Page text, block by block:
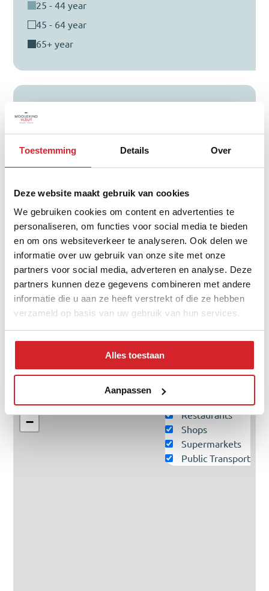
Toestemming Details Over
Deze website maakt gebruik van cookies
We gebruiken cookies om content en advertenties te
personaliseren, om functies voor social media te bieden
en om ons websiteverkeer te analyseren. Ook delen we
informatie over uw gebruik van onze site met onze
partners voor social media, adverteren en analyse. Deze
partners kunnen deze gegevens combineren met andere
informatie die u aan ze heeft verstrekt of die ze hebben
verzameld op basis van uw gebruik van hun services.
Alles toestaan
Aanpassen
Amenities nearby
Restaurants
Shops
Supermarkets
Public Transport
+
−
25 - 44 year
45 - 64 year
65+ year
Distribution of property type
tussenwoning
hoekwoning
twee-onder-een-kap
vrijstaand
appartementen